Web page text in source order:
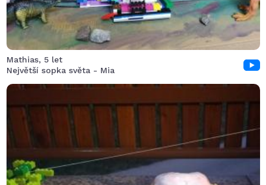
Mathias, 5 let
Největší sopka světa - Mia
V diamantovém dole vybuchla sopka. Stalo se právě
o půlnoci když nikdo nepracoval, tak nikdo nebyl